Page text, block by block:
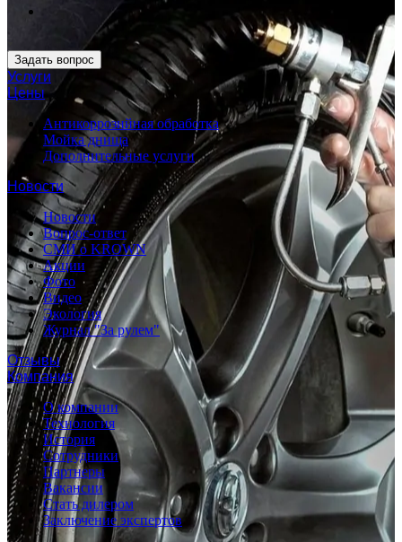
Задать вопрос
Услуги
Цены
Антикоррозийная обработка
Мойка днища
Дополнительные услуги
Новости
Новости
Вопрос-ответ
СМИ о KROWN
Акции
Фото
Видео
Экология
Журнал "За рулем"
Отзывы
Компания
О компании
Технология
История
Сотрудники
Партнеры
Вакансии
Стать дилером
Заключение экспертов